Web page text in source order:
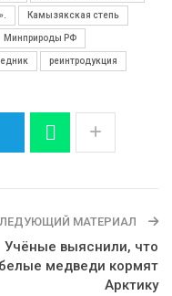
Камызякская степь
Минприроды РФ
реинтродукция
МАТЕРИАЛ
Учёные выяснили, что
белые медведи кормят
Арктику